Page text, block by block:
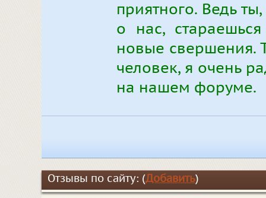
приятного. Ведь
о нас,
новые свершения.
человек, я очень
на нашем форуме.
Отзывы по сайту: (Добавить)